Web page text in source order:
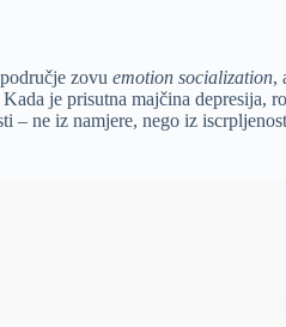
zovu emotion socialization,
je prisutna majčina depresija,
ne iz namjere, nego iz